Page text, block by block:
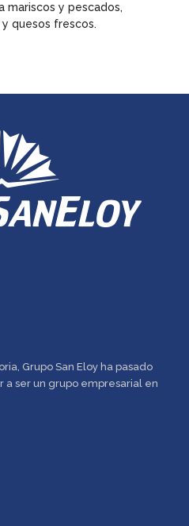
mariscos y pescados,
quesos frescos.
Grupo San Eloy ha pasado
a ser un grupo empresarial en